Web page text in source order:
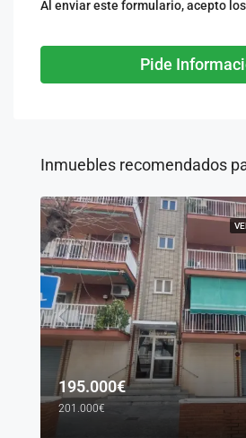
Al enviar este formulario, acepto los
Pide
Inmuebles recomendados
195.000€
201.000€